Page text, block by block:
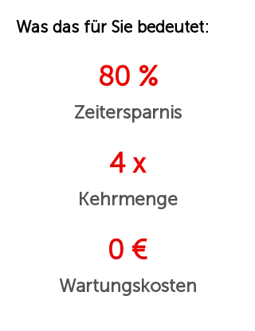
Was das für Sie bedeutet:
80 %
Zeitersparnis
4 x
Kehrmenge
0 €
Wartungskosten